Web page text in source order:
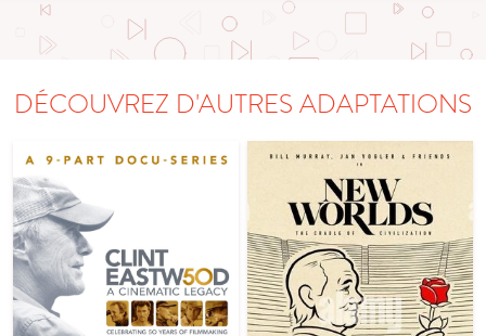
DÉCOUVREZ D'AUTRES ADAPTATIONS